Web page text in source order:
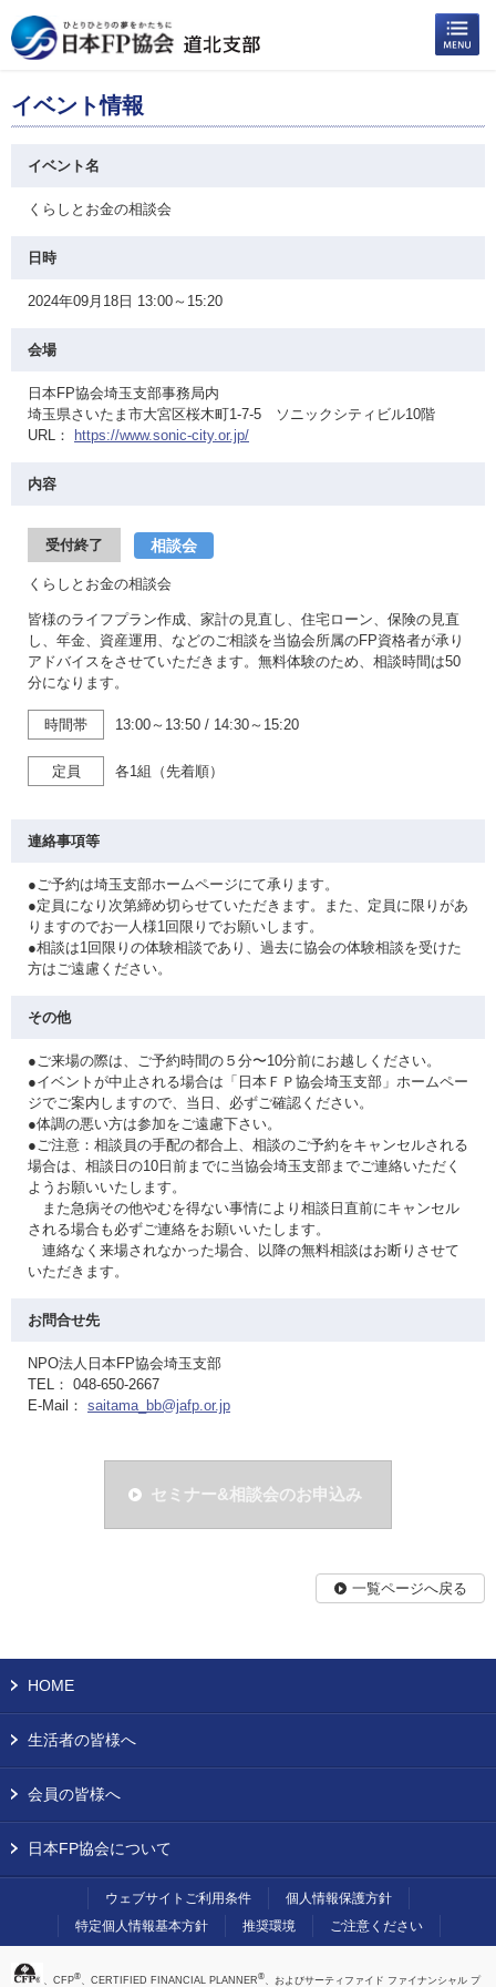
イベント情報
イベント名
くらしとお金の相談会
日時
2024年09月18日 13:00～15:20
会場
日本FP協会埼玉支部事務局内
埼玉県さいたま市大宮区桜木町1-7-5 ソニックシティビル10階
URL：
https://www.sonic-city.or.jp/
内容
受付終了 相談会
くらしとお金の相談会
皆様のライフプラン作成、家計の見直し、住宅ローン、保険の見直
し、年金、資産運用、などのご相談を当協会所属のFP資格者が承り
アドバイスをさせていただきます。無料体験のため、相談時間は50
分になります。
時間帯 13:00～13:50 / 14:30～15:20
定員 各1組（先着順）
連絡事項等
●ご予約は埼玉支部ホームページにて承ります。
●定員になり次第締め切らせていただきます。また、定員に限りがあ
りますのでお一人様1回限りでお願いします。
●相談は1回限りの体験相談であり、過去に協会の体験相談を受けた
方はご遠慮ください。
その他
●ご来場の際は、ご予約時間の５分〜10分前にお越しください。
●イベントが中止される場合は「日本ＦＰ協会埼玉支部」ホームペー
ジでご案内しますので、当日、必ずご確認ください。
●体調の悪い方は参加をご遠慮下さい。
●ご注意：相談員の手配の都合上、相談のご予約をキャンセルされる
場合は、相談日の10日前までに当協会埼玉支部までご連絡いただく
ようお願いいたします。
また急病その他やむを得ない事情により相談日直前にキャンセル
される場合も必ずご連絡をお願いいたします。
連絡なく来場されなかった場合、以降の無料相談はお断りさせて
いただきます。
お問合せ先
NPO法人日本FP協会埼玉支部
TEL： 048-650-2667
E-Mail： saitama_bb@jafp.or.jp
セミナー&相談会のお申込み
一覧ページへ戻る
HOME
生活者の皆様へ
会員の皆様へ
日本FP協会について
ウェブサイトご利用条件
個人情報保護方針
特定個人情報基本方針
推奨環境 ご注意ください
、CFP®、CERTIFIED FINANCIAL PLANNER®、およびサーティファイド ファイナンシャル プ